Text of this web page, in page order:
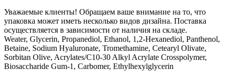
Уважаемые клиенты! Обращаем ваше внимание на то, что
упаковка может иметь несколько видов дизайна. Поставка
осуществляется в зависимости от наличия на складе.
Weater, Glycerin, Propanediol, Ethanol, 1,2-Hexanediol, Panthenol,
Betaine, Sodium Hyaluronate, Tromethamine, Cetearyl Olivate,
Sorbitan Olive, Acrylates/C10-30 Alkyl Acrylate Crosspolymer,
Biosaccharide Gum-1, Carbomer, Ethylhexylglycerin